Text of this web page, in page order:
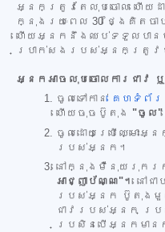
អ្នកត្រូវតែលុបចោល ហើយ
ក្នុងរយៈពេល 30 ថ្ងៃគិ
ហើយអ្នកនឹងឈប់ទទួលបានមុ
ប្រាក់សងរបស់អ្នកត្រូវប
អ្នកអាចលុបចោលការជាវ
ចូលទៅកាន់ គេហទំព័រ
ហើយចុចប៊ូតុង "ចូល"
ចូលដោយប្រើឈ្មោះអ្
របស់អ្នក។
នៅក្នុងម៉ឺនុយរុករ
អាជ្ញាប័ណ្ណ"។ នៅជ
របស់អ្នក ប៊ូតុងមួយ
ជាវរបស់អ្នក ប្រ
ប្រសិនបើអ្នកមាន